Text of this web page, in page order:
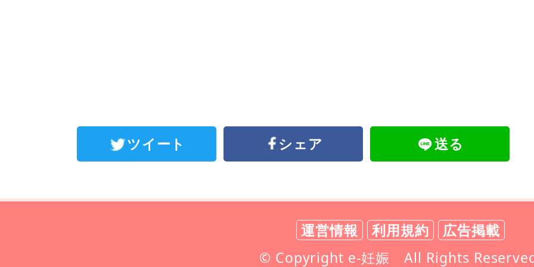
ツイート シェア 送る
運営情報 利用規約
広告掲載
© Copyright e-妊娠 All Rights